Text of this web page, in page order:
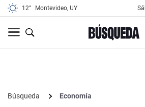
12° Montevideo, UY
Búsqueda
Economía